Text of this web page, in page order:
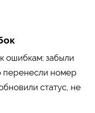
ошибкам: забыли
перенесли номер
статус, не